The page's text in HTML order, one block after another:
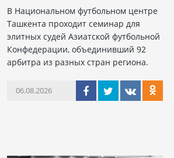
В Национальном футбольном центре
Ташкента проходит семинар для
элитных судей Азиатской футбольной
Конфедерации, объединивший 92
арбитра из разных стран региона.
06.08.2026